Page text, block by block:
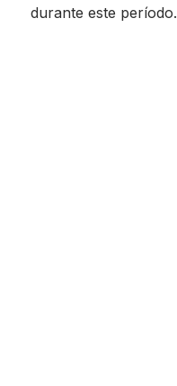
durante este período.